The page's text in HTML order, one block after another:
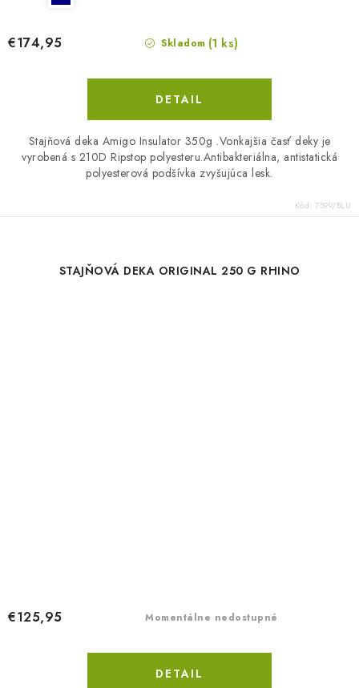
Skladom (1 ks)
€174,95
DETAIL
Stajňová deka Amigo Insulator 350g .Vonkajšia časť deky je
vyrobená s 210D Ripstop polyesteru.Antibakteriálna, antistatická
polyesterová podšívka zvyšujúca lesk.
Kód: 7599/BLU
STAJŇOVÁ DEKA ORIGINAL 250 G RHINO
Momentálne nedostupné
€125,95
DETAIL